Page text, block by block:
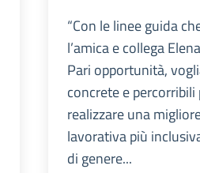
“Con le linee guida
l’amica e collega
Pari opportunità,
concrete e
realizzare una
lavorativa più
di genere...